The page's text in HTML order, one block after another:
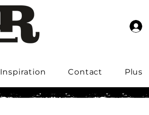
Inspiration Contact Plus